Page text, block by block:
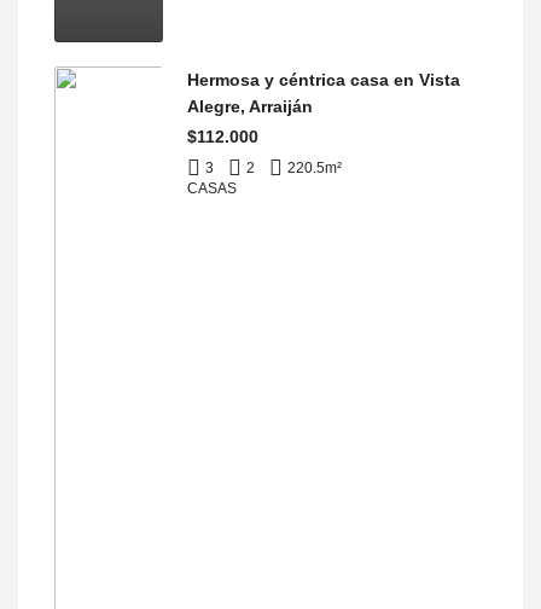
Hermosa y céntrica casa en Vista
Alegre, Arraiján
$112.000
3 2 220.5m²
CASAS